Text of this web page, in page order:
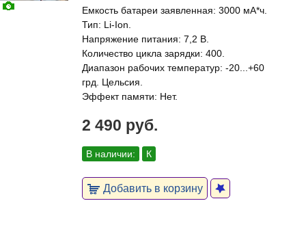
Емкость батареи заявленная: 3000 мА*ч.
Тип: Li-Ion.
Напряжение питания: 7,2 В.
Количество цикла зарядки: 400.
Диапазон рабочих температур: -20...+60
грд. Цельсия.
Эффект памяти: Нет.
2 490 руб.
В наличии: К
Добавить в корзину